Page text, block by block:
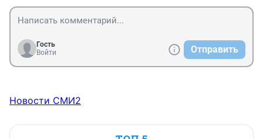
Гость
Войти
Отправить
Новости СМИ2